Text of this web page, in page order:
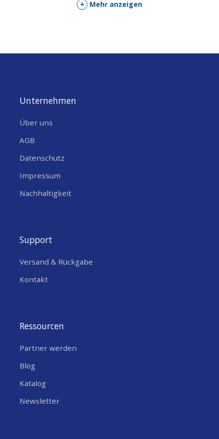
Max Eingangsleistung (W)
25
Diameter (mm)
SONSTIGE EIGENSCHAFTEN
+ Mehr anzeigen
Unternehmen
Über uns
AGB
Datenschutz
Impressum
Nachhaltigkeit
Support
Versand & Rückgabe
Kontakt
Ressourcen
Partner werden
Blog
Katalog
Newsletter